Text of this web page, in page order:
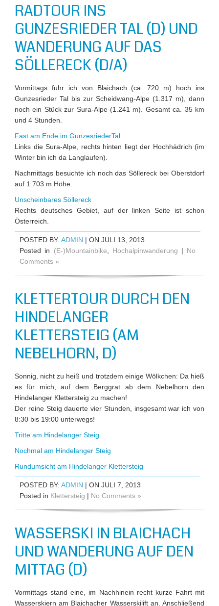
RADTOUR INS
GUNZESRIEDER TAL (D) UND
WANDERUNG AUF DAS
SÖLLERECK (D/A)
Vormittags fuhr ich von Blaichach (ca. 720 m) hoch ins
Gunzesrieder Tal bis zur Scheidwang-Alpe (1.317 m), dann
noch ein Stück zur Sura-Alpe (1.241 m). Gesamt ca. 35 km
und 4 Stunden.
Fast am Ende im GunzesriederTal
Links die Sura-Alpe, rechts hinten liegt der Hochhädrich (im
Winter bin ich da Langlaufen).
Nachmittags besuchte ich noch das Söllereck bei Oberstdorf
auf 1.703 m Höhe.
Unscheinbares Söllereck
Rechts deutsches Gebiet, auf der linken Seite ist schon
Österreich.
POSTED BY: ADMIN | ON JULI 13, 2013
Posted in (E-)Mountainbike Hochalpinwanderung | No
Comments »
KLETTERTOUR DURCH DEN
HINDELANGER
KLETTERSTEIG (AM
NEBELHORN, D)
Sonnig, nicht zu heiß und trotzdem einige Wölkchen: Da hieß
es für mich, auf dem Berggrat ab dem Nebelhorn den
Hindelanger Klettersteig zu machen!
Der reine Steig dauerte vier Stunden, insgesamt war ich von
8:30 bis 19:00 unterwegs!
Tritte am Hindelanger Steig
Nochmal am Hindelanger Steig
Rundumsicht am Hindelanger Klettersteig
POSTED BY: ADMIN | ON JULI 7, 2013
Posted in Klettersteig | No Comments »
WASSERSKI IN BLAICHACH
UND WANDERUNG AUF DEN
MITTAG (D)
Vormittags stand eine, im Nachhinein recht kurze Fahrt mit
Wasserskiern am Blaichacher Wasserskilift an. Anschließend